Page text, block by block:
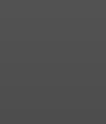
правопорядок при